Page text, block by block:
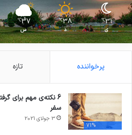
31
℃
ی
38
℃
د
37
℃
س
پرخواننده تازه
71%
6 نکته‌ی مهم برای
سفر
3 جولای 2021